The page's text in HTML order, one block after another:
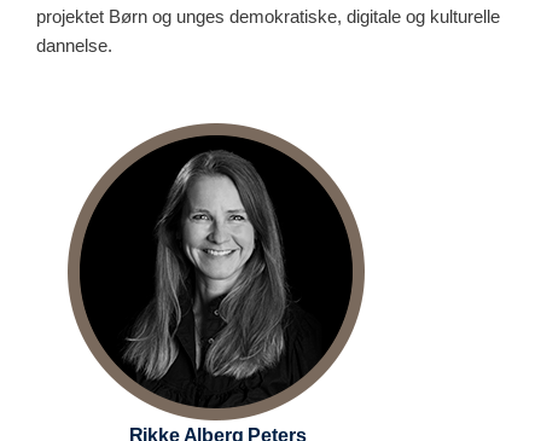
projektet Børn og unges demokratiske, digitale og kulturelle
dannelse.
Rikke Alberg Peters